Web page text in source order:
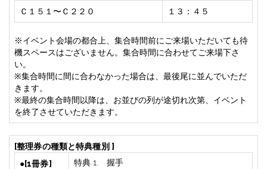
Ｃ１５１〜Ｃ２２０ １３：４５
※イベント会場の都合上、集合時間前にご来場いただいても待
機スペースはございません。集合時間に合わせてご来場下さ
い。
※集合時間に間に合わなかった場合は、最後尾に並んでいただ
きます。
※最終の集合時間以降は、お並びの列が途切れ次第、イベント
を終了させていただきます。
[整理券の種類と特典種別 ]
●[1冊券] 特典 1. 握手